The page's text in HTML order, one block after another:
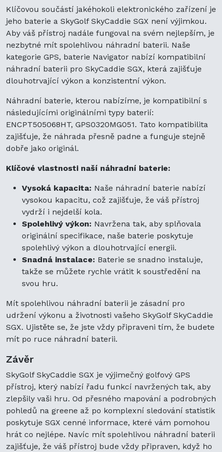
Klíčovou součástí jakéhokoli elektronického zařízení je
jeho baterie a SkyGolf SkyCaddie SGX není výjimkou.
Aby váš přístroj nadále fungoval na svém nejlepším, je
nezbytné mít spolehlivou náhradní baterii. Naše
kategorie GPS, baterie Navigator nabízí kompatibilní
náhradní baterii pro SkyCaddie SGX, která zajišťuje
dlouhotrvající výkon a konzistentní výkon.
Náhradní baterie, kterou nabízíme, je kompatibilní s
následujícími originálními typy baterií:
ENCPT505068HT, GPS0320MG051. Tato kompatibilita
zajišťuje, že náhrada přesně padne a funguje stejně
dobře jako originál.
Klíčové vlastnosti naší náhradní baterie:
Vysoká kapacita: Naše náhradní baterie nabízí
vysokou kapacitu, což zajišťuje, že váš přístroj
vydrží i nejdelší kola.
Spolehlivý výkon: Navržena tak, aby splňovala
originální specifikace, naše baterie poskytuje
spolehlivý výkon a dlouhotrvající energii.
Snadná instalace: Baterie se snadno instaluje,
takže se můžete rychle vrátit k soustředění na
svou hru.
Mít spolehlivou náhradní baterii je zásadní pro
udržení výkonu a životnosti vašeho SkyGolf SkyCaddie
SGX. Ujistěte se, že jste vždy připraveni tím, že budete
mít po ruce náhradní baterii.
Závěr
SkyGolf SkyCaddie SGX je výjimečný golfový GPS
přístroj, který nabízí řadu funkcí navržených tak, aby
zlepšily vaši hru. Od přesného mapování a podrobných
pohledů na greene až po komplexní sledování statistik
poskytuje SGX cenné informace, které vám pomohou
hrát co nejlépe. Navíc mít spolehlivou náhradní baterii
zajišťuje, že váš přístroj bude vždy připraven, když ho